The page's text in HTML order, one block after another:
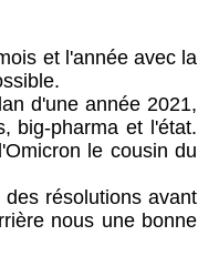
et l'année avec la
d'une année 2021,
big-pharma et l'état.
le cousin du
résolutions avant
nous une bonne